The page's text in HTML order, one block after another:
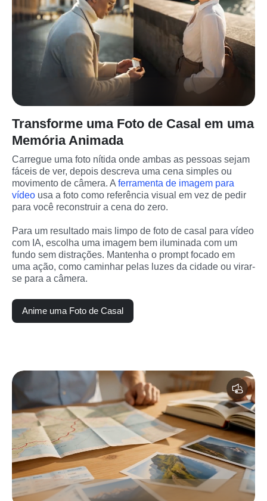
Transforme uma Foto de Casal em uma
Memória Animada
Carregue uma foto nítida onde ambas as pessoas sejam
fáceis de ver, depois descreva uma cena simples ou
movimento de câmera. A ferramenta de imagem para
vídeo usa a foto como referência visual em vez de pedir
para você reconstruir a cena do zero.
Para um resultado mais limpo de foto de casal para vídeo
com IA, escolha uma imagem bem iluminada com um
fundo sem distrações. Mantenha o prompt focado em
uma ação, como caminhar pelas luzes da cidade ou virar-
se para a câmera.
Anime uma Foto de Casal